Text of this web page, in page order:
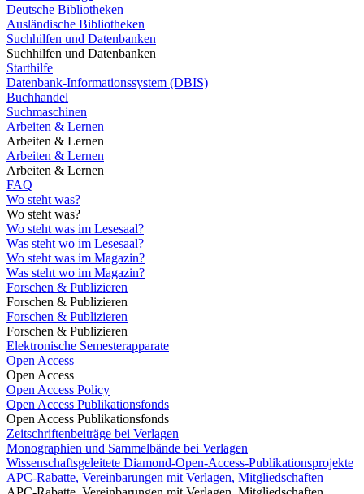
Deutsche Bibliotheken
Ausländische Bibliotheken
Suchhilfen und Datenbanken
Suchhilfen und Datenbanken
Starthilfe
Datenbank-Informationssystem (DBIS)
Buchhandel
Suchmaschinen
Arbeiten & Lernen
Arbeiten & Lernen
Arbeiten & Lernen
Arbeiten & Lernen
FAQ
Wo steht was?
Wo steht was?
Wo steht was im Lesesaal?
Was steht wo im Lesesaal?
Wo steht was im Magazin?
Was steht wo im Magazin?
Forschen & Publizieren
Forschen & Publizieren
Forschen & Publizieren
Forschen & Publizieren
Elektronische Semesterapparate
Open Access
Open Access
Open Access Policy
Open Access Publikationsfonds
Open Access Publikationsfonds
Zeitschriftenbeiträge bei Verlagen
Monographien und Sammelbände bei Verlagen
Wissenschaftsgeleitete Diamond-Open-Access-Publikationsprojekte
APC-Rabatte, Vereinbarungen mit Verlagen, Mitgliedschaften